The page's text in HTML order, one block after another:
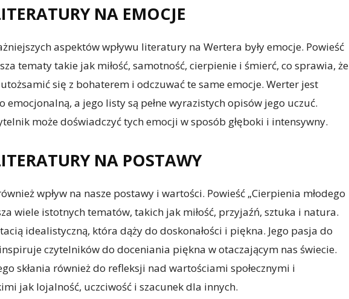
NA EMOCJE
aspektów wpływu literatury na Wertera były emocje. Powieść
tematy takie jak miłość, samotność, cierpienie i śmierć, co sprawia, że
się z bohaterem i odczuwać te same emocje. Werter jest
emocjonalną, a jego listy są pełne wyrazistych opisów jego uczuć.
może doświadczyć tych emocji w sposób głęboki i intensywny.
NA POSTAWY
wpływ na nasze postawy i wartości. Powieść „Cierpienia młodego
wiele istotnych tematów, takich jak miłość, przyjaźń, sztuka i natura.
idealistyczną, która dąży do doskonałości i piękna. Jego pasja do
czytelników do doceniania piękna w otaczającym nas świecie.
skłania również do refleksji nad wartościami społecznymi i
jak lojalność, uczciwość i szacunek dla innych.